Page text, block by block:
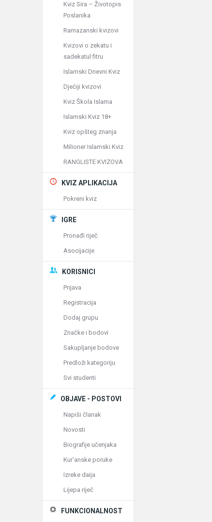
Kviz Sira – Životopis
Poslanika
Ramazanski kvizovi
Kvizovi o zekatu i
sadekatul fitru
Islamski Dnevni Kviz
Dječiji kvizovi
Kviz Škola Islama
Islamski Kviz 18+
Kviz opšteg znanja
Milioner Islamski Kviz
RANGLISTE KVIZOVA
KVIZ APLIKACIJA
Pokreni kviz
IGRE
Pronađi riječ
Asocijacije
KORISNICI
Prijava
Registracija
Dodaj grupu
Značke i bodovi
Sakupljanje bodove
Predloži kategoriju
Svi studenti
OBJAVE - POSTOVI
Napiši članak
Novosti
Biografije učenjaka
Kur'anske poruke
Izreke daija
Lijepa riječ
FUNKCIONALNOST